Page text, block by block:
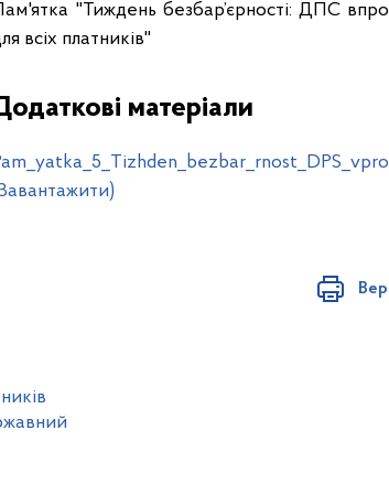
"Тиждень безбар’єрності: ДПС
всіх платників"
матеріали